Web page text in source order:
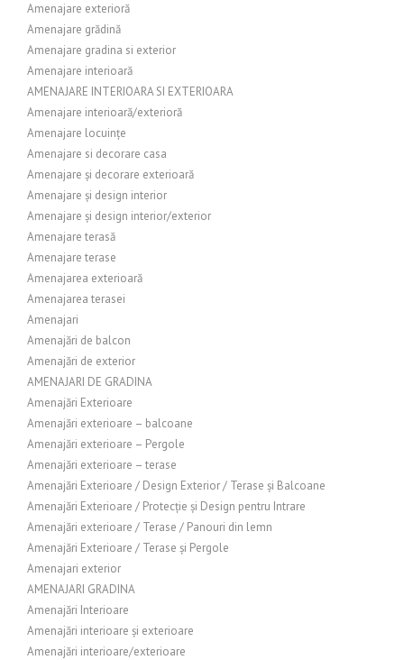
Amenajare exterioră
Amenajare grădină
Amenajare gradina si exterior
Amenajare interioară
AMENAJARE INTERIOARA SI EXTERIOARA
Amenajare interioară/exterioră
Amenajare locuințe
Amenajare si decorare casa
Amenajare și decorare exterioară
Amenajare și design interior
Amenajare și design interior/exterior
Amenajare terasă
Amenajare terase
Amenajarea exterioară
Amenajarea terasei
Amenajari
Amenajări de balcon
Amenajări de exterior
AMENAJARI DE GRADINA
Amenajări Exterioare
Amenajări exterioare – balcoane
Amenajări exterioare – Pergole
Amenajări exterioare – terase
Amenajări Exterioare / Design Exterior / Terase și Balcoane
Amenajări Exterioare / Protecție și Design pentru Intrare
Amenajări exterioare / Terase / Panouri din lemn
Amenajări Exterioare / Terase și Pergole
Amenajari exterior
AMENAJARI GRADINA
Amenajări Interioare
Amenajări interioare și exterioare
Amenajări interioare/exterioare